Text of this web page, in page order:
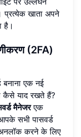
खाता अपने
है।
(2FA)
बनाना एक नई
कैसे याद रखते हैं?
मैनेजरएक
सभी पासवर्ड
करने के लिए